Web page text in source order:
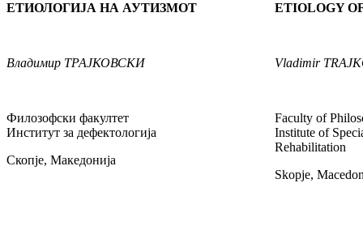
ЕТИОЛОГИЈА НА АУТИЗМОТ
Владимир ТРАЈКОВСКИ
Филозофски факултет
Институт за дефектологија
Скопје, Македонија
ETIOLOGY
Vladimir
Faculty of
Institute of
Rehabilitation
Skopje,